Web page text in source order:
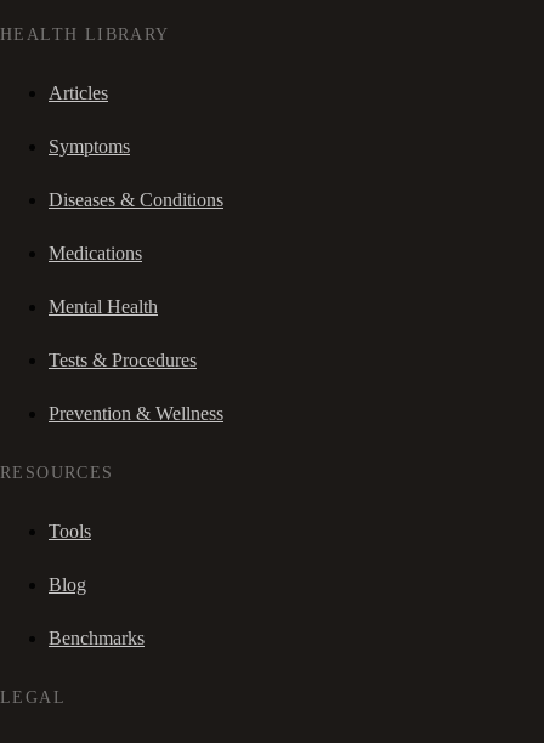
HEALTH LIBRARY
Articles
Symptoms
Diseases & Conditions
Medications
Mental Health
Tests & Procedures
Prevention & Wellness
RESOURCES
Tools
Blog
Benchmarks
LEGAL